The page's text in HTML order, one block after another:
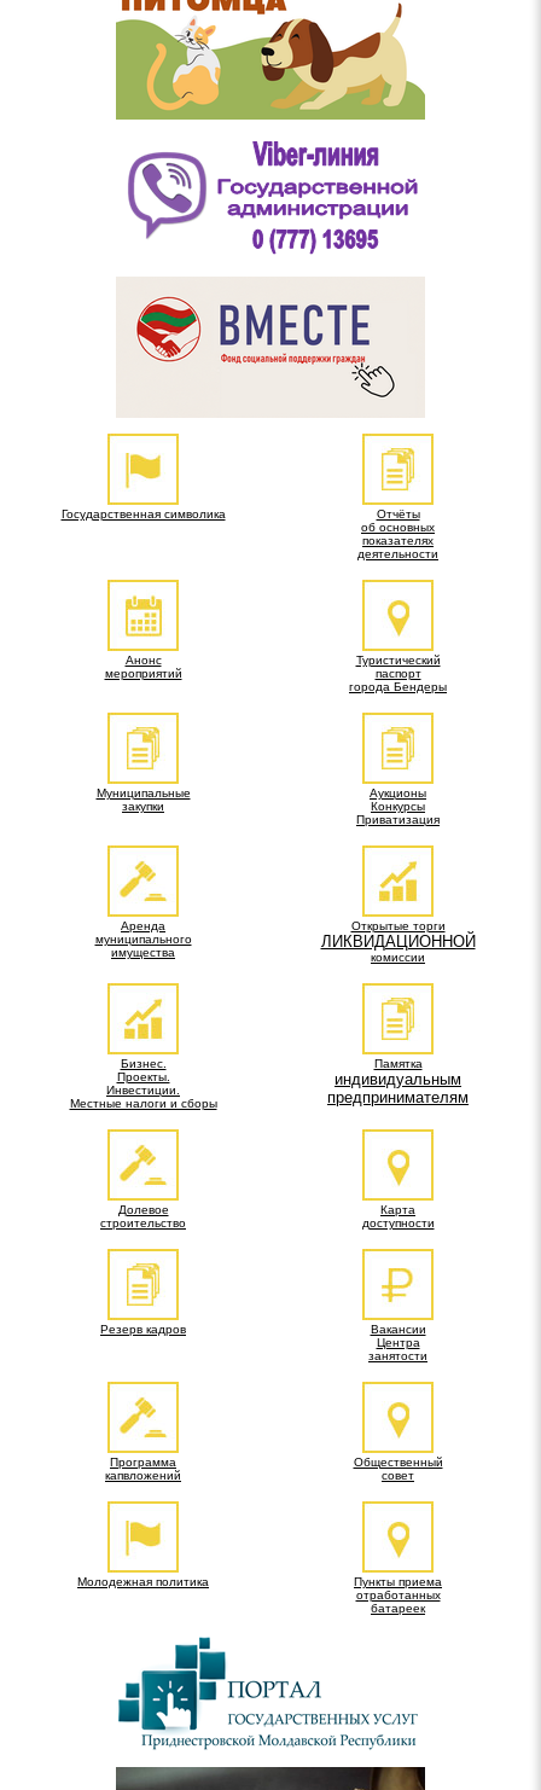
Государственная символика
Отчёты
об основных
показателях
деятельности
Анонс
мероприятий
Туристический
паспорт
города Бендеры
Муниципальные
закупки
Аукционы
Конкурсы
Приватизация
Аренда
муниципального
имущества
Открытые торги
ЛИКВИДАЦИОННОЙ
комиссии
Бизнес.
Проекты.
Инвестиции.
Местные налоги и сборы
Памятка
индивидуальным
предпринимателям
Долевое
строительство
Карта
доступности
Резерв кадров
Вакансии
Центра
занятости
Программа
капвложений
Общественный
совет
Молодежная политика
Пункты приема
отработанных
батареек